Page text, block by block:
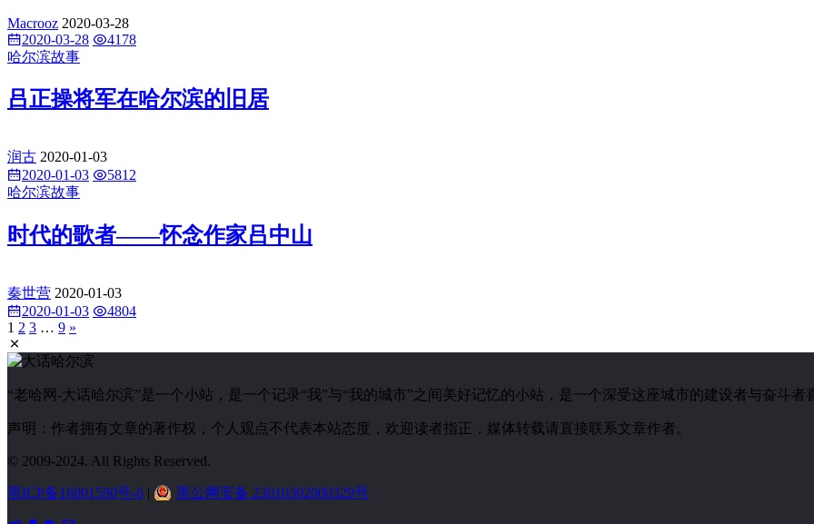
Macrooz 2020-03-28
2020-03-28
4178
哈尔滨故事
吕正操将军在哈尔滨的旧居
润古 2020-01-03
2020-01-03
5812
哈尔滨故事
时代的歌者——怀念作家吕中山
秦世营 2020-01-03
2020-01-03
4804
1 2 3 … 9 »
“老哈网-大话哈尔滨”是一个小站，是一个记录“我”与“我的城市”之间美好记忆的小站，是一个深受这座城市的建设者与奋斗者
声明：作者拥有文章的著作权，个人观点不代表本站态度，欢迎读者指正，媒体转载请直接联系文章作者。
© 2009-2024. All Rights Reserved.
黑ICP备16001590号-6 | 黑公网安备 23010302000329号